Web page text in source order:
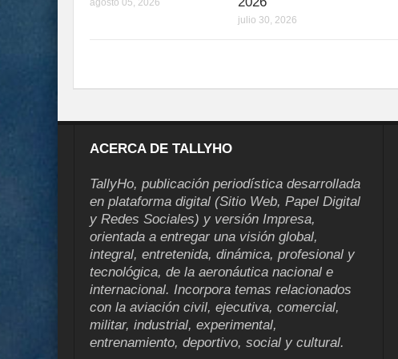
agosto 05, 2026
julio 30, 2026
ACERCA DE TALLYHO
TallyHo, publicación periodística desarrollada
en plataforma digital (Sitio Web, Papel Digital
y Redes Sociales) y versión Impresa,
orientada a entregar una visión global,
integral, entretenida, dinámica, profesional y
tecnológica, de la aeronáutica nacional e
internacional. Incorpora temas relacionados
con la aviación civil, ejecutiva, comercial,
militar, industrial, experimental,
entrenamiento, deportivo, social y cultural.